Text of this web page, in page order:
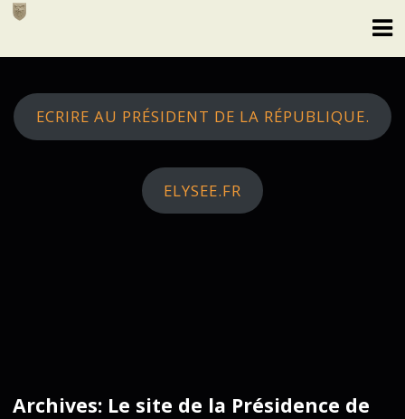
Skip
ECRIRE AU PRÉSIDENT DE LA RÉPUBLIQUE.
ELYSEE.FR
Archives: Le site de la Présidence de